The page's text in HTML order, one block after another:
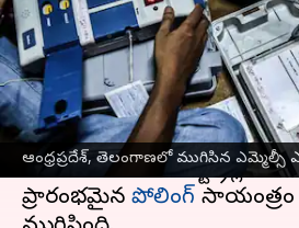
ఆంధ్రప్రదేశ్, తెలంగాణలో ముగిసిన ఎమ్మెల్సీ
వ్రాసిన వారు Stalin Mar 13, 2023 07:03 pm
ఈ వార్తాకథనం ఏంటి
తెలంగాణ, ఆంధ్రప్రదేశ్‌లో ఎమ్మెల్సీ
ముగిసింది. రెండు రాష్ట్రాల్లో
ప్రారంభమైన పోలింగ్ సాయంత్రం